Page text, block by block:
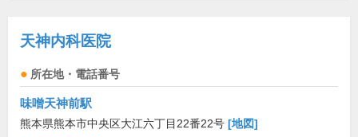
天神内科医院
所在地・電話番号
味噌天神前駅
熊本県熊本市中央区大江六丁目22番22号 [地図]